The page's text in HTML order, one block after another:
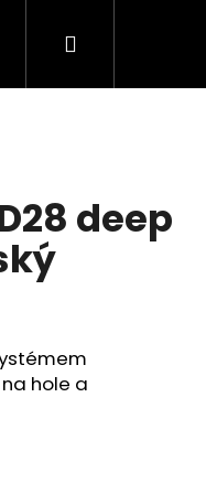
Nákupní
deep
hole a